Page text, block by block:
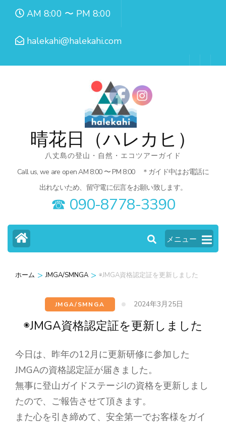
ツ
AM 8:00 〜 PM 8:00
halekahi@halekahi.com
晴花日（ハレカヒ）
八丈島の登山・自然・エコツアーガイド
Call us, we are open AM 8:00 〜 PM 8:00 ＊ガイド中はお電話に
出れないため、留守電に伝言をお願い致します。
☎︎ 090-8778-3390
メニュー
ホーム > JMGA/SMNGA > ◉JMGA資格認定証を更新しました
JMGA/SMNGA 2024年3月25日
◉JMGA資格認定証を更新しました
今日は、昨年の12月に更新研修に参加した
JMGAの資格認定証が届きました。
無事に登山ガイドステージIの資格を更新しまし
たので、ご報告させて頂きます。
また心を引き締めて、安全第一でお客様をガイ